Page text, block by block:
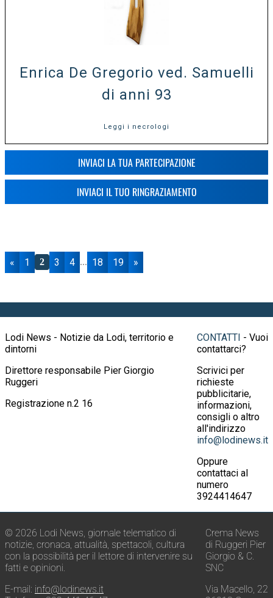
Enrica De Gregorio ved. Samuelli
di anni 93
Leggi i necrologi
INVIACI LA TUA PARTECIPAZIONE
INVIACI IL TUO RINGRAZIAMENTO
« 1 2 3 4 ... 18 19 »
Lodi News - Notizie da Lodi, territorio e
dintorni
Direttore responsabile Pier Giorgio
Ruggeri
Registrazione n.2 16
CONTATTI - Vuoi
contattarci?
Scrivici per
richieste
pubblicitarie,
informazioni,
consigli o altro
all'indirizzo
info@lodinews.it
Oppure
contattaci al
numero
3924414647
© 2026 Lodi News, giornale telematico di
notizie, cronaca, attualità, spettacoli, cultura
con la possibilità per il lettore di intervenire su
fatti e opinioni.
E-mail: info@lodinews.it
Crema News
di Ruggeri Pier
Giorgio & C.
SNC
Via Macello, 22